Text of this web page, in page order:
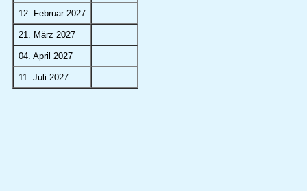
12. Februar 2027
21. März 2027
04. April 2027
11. Juli 2027